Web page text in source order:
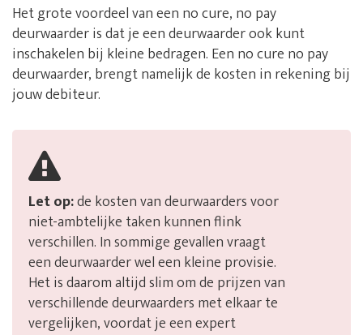
Het grote voordeel van een no cure, no pay
deurwaarder is dat je een deurwaarder ook kunt
inschakelen bij kleine bedragen. Een no cure no pay
deurwaarder, brengt namelijk de kosten in rekening bij
jouw debiteur.
Let op:de kosten van deurwaarders voor
niet-ambtelijke taken kunnen flink
verschillen. In sommige gevallen vraagt
een deurwaarder wel een kleine provisie.
Het is daarom altijd slim om de prijzen van
verschillende deurwaarders met elkaar te
vergelijken, voordat je een expert